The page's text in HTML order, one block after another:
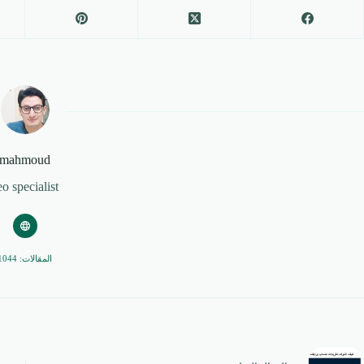
mahmoud
specialist
المقالات: 1044